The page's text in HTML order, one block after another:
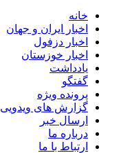
خانه
اخبار ایران و جهان
اخبار دزفول
اخبار خوزستان
یادداشت
گفتگو
پرونده ویژه
گزارش های ویدویی
ارسال خبر
درباره ما
ارتباط با ما